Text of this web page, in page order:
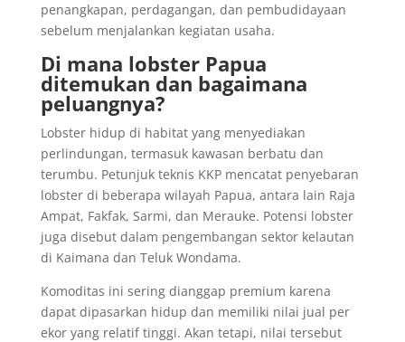
penangkapan, perdagangan, dan pembudidayaan
sebelum menjalankan kegiatan usaha.
Di mana lobster Papua
ditemukan dan bagaimana
peluangnya?
Lobster hidup di habitat yang menyediakan
perlindungan, termasuk kawasan berbatu dan
terumbu. Petunjuk teknis KKP mencatat penyebaran
lobster di beberapa wilayah Papua, antara lain Raja
Ampat, Fakfak, Sarmi, dan Merauke. Potensi lobster
juga disebut dalam pengembangan sektor kelautan
di Kaimana dan Teluk Wondama.
Komoditas ini sering dianggap premium karena
dapat dipasarkan hidup dan memiliki nilai jual per
ekor yang relatif tinggi. Akan tetapi, nilai tersebut